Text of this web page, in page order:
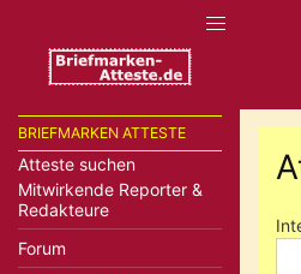
BRIEFMARKEN ATTESTE
Atteste suchen
Mitwirkende Reporter &
Redakteure
Forum